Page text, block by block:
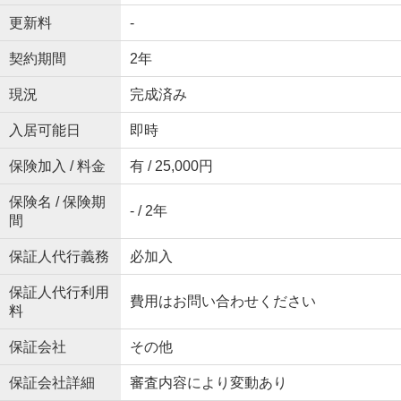
更新料 -
契約期間 2年
現況 完成済み
入居可能日 即時
保険加入 / 料金 有 / 25,000円
保険名 / 保険期
間
- / 2年
保証人代行義務 必加入
保証人代行利用
料
費用はお問い合わせください
保証会社 その他
保証会社詳細 審査内容により変動あり